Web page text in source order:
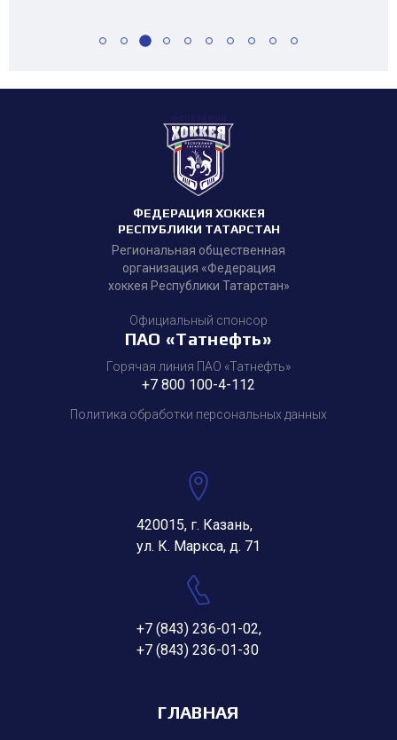
ФЕДЕРАЦИЯ ХОККЕЯ
РЕСПУБЛИКИ ТАТАРСТАН
Региональная общественная
организация «Федерация
хоккея Республики Татарстан»
Официальный спонсор
ПАО «Татнефть»
Горячая линия ПАО «Татнефть»
+7 800 100-4-112
Политика обработки персональных данных
420015, г. Казань,
ул. К. Маркса, д. 71
+7 (843) 236-01-02,
+7 (843) 236-01-30
ГЛАВНАЯ